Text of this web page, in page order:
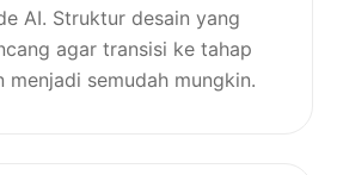
AI. Struktur desain yang
agar transisi ke tahap
menjadi semudah mungkin.